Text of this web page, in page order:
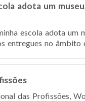
adota um
escola adota
no âmbito
das Profissões,